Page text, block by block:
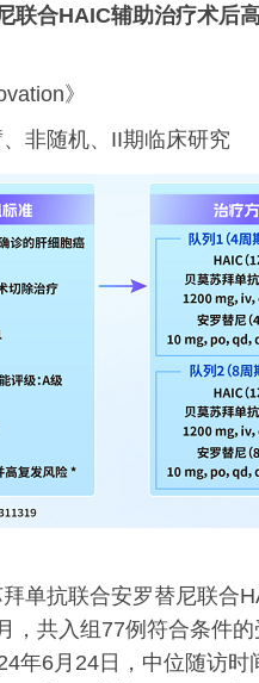
联合HAIC辅助治疗术后
》
非随机、II期临床研究
单抗联合安罗替尼联合
，共入组77例符合条件
年6月24日，中位随访